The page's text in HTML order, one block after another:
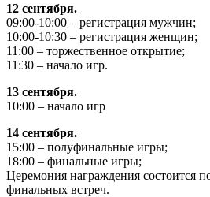
12 сентября.
09:00-10:00 – регистрация мужчин;
10:00-10:30 – регистрация женщин;
11:00 – торжественное открытие;
11:30 – начало игр.
13 сентября.
10:00 – начало игр
14 сентября.
15:00 – полуфинальные игры;
18:00 – финальные игры;
Церемония награждения состоится
финальных встреч.